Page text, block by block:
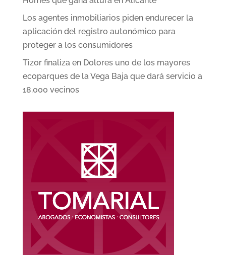
Los agentes inmobiliarios piden endurecer la
aplicación del registro autonómico para
proteger a los consumidores
Tizor finaliza en Dolores uno de los mayores
ecoparques de la Vega Baja que dará servicio a
18.000 vecinos